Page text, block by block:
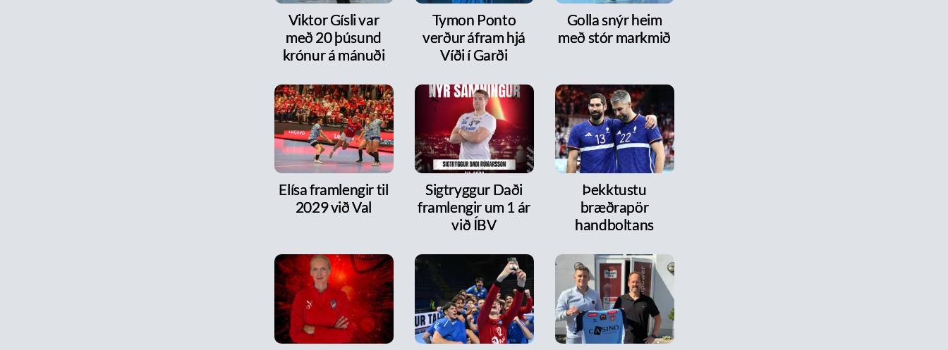
Viktor Gísli var
með 20 þúsund
krónur á mánuði
Tymon Ponto
verður áfram hjá
Víði í Garði
Golla snýr heim
með stór markmið
Elísa framlengir til
2029 við Val
Sigtryggur Daði
framlengir um 1 ár
við ÍBV
Þekktustu
bræðrapör
handboltans